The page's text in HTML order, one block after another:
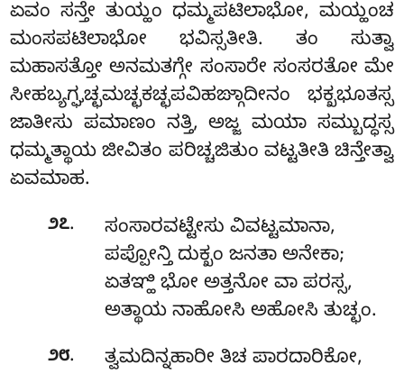
ಏವಂ ಸನ್ತೇ ತುಯ್ಹಂ ಧಮ್ಮಪಟಿಲಾಭೋ, ಮಯ್ಹಂಚ
ಮಂಸಪಟಿಲಾಭೋ ಭವಿಸ್ಸತೀತಿ. ತಂ ಸುತ್ವಾ
ಮಹಾಸತ್ತೋ ಅನಮತಗ್ಗೇ ಸಂಸಾರೇ ಸಂಸರತೋ ಮೇ
ಸೀಹಬ್ಯಗ್ಘಚ್ಛಮಚ್ಛಕಚ್ಛಪವಿಹಙ್ಗಾದೀನಂ ಭಕ್ಖಭೂತಸ್ಸ
ಜಾತೀಸು ಪಮಾಣಂ ನತ್ತಿ, ಅಜ್ಜ ಮಯಾ ಸಮ್ಬುದ್ಧಸ್ಸ
ಧಮ್ಮತ್ಥಾಯ ಜೀವಿತಂ ಪರಿಚ್ಚಜಿತುಂ ವಟ್ಟತೀತಿ ಚಿನ್ತೇತ್ವಾ
ಏವಮಾಹ.
೨೭.
ಸಂಸಾರವಟ್ಟೇಸು ವಿವಟ್ಟಮಾನಾ,
ಪಪ್ಪೋನ್ತಿ ದುಕ್ಖಂ ಜನತಾ ಅನೇಕಾ;
ಏತಞ್ಹಿ ಭೋ ಅತ್ತನೋ ವಾ ಪರಸ್ಸ,
ಅತ್ಥಾಯ ನಾಹೋಸಿ ಅಹೋಸಿ ತುಚ್ಛಂ.
೨೮.
ತ್ವಮದಿನ್ನಹಾರೀ ತಿಚ ಪಾರದಾರಿಕೋ,